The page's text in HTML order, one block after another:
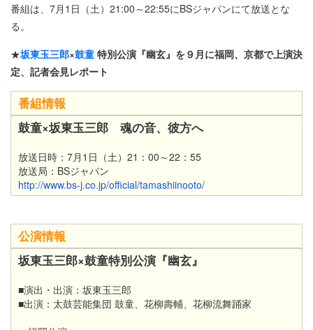
番組は、7月1日（土）21:00～22:55にBSジャパンにて放送とな
る。
★坂東玉三郎×鼓童 特別公演『幽玄』を９月に福岡、京都で上演決
定、記者会見レポート
番組情報
鼓童×坂東玉三郎 魂の音、彼方へ
放送日時：7月1日（土）21：00～22：55
放送局：BSジャパン
http://www.bs-j.co.jp/official/tamashiinooto/
公演情報
坂東玉三郎×鼓童特別公演『幽玄』
■演出・出演：坂東玉三郎
■出演：太鼓芸能集団 鼓童、花柳壽輔、花柳流舞踊家